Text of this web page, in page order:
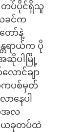
တပ်ပိုင်ရှိသူ
ခင်က
ော်နဲ့
ရာယ်က ပို
ဆိုပါမြို့
ာင်ချာ
ကပစ်မှတ်
နေပါ
အလ
ယခုတပ်ထဲ